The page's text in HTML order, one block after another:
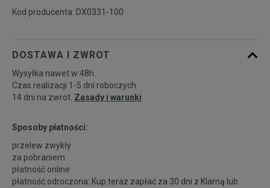
Kod producenta: DX0331-100
DOSTAWA I ZWROT
Wysyłka nawet w 48h.
Czas realizacji 1-5 dni roboczych.
14 dni na zwrot. Zasady i warunki
Sposoby płatności:
przelew zwykły
za pobraniem
płatność online
płatność odroczona: Kup teraz zapłać za 30 dni z Klarną lub